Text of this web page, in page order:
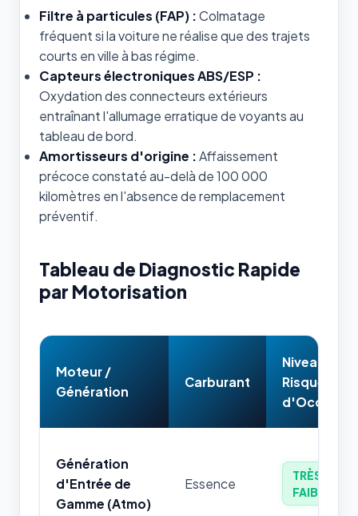
Filtre à particules (FAP) :Colmatage
fréquent si la voiture ne réalise que des trajets
courts en ville à bas régime.
Capteurs électroniques ABS/ESP :
Oxydation des connecteurs extérieurs
entraînant l'allumage erratique de voyants au
tableau de bord.
Amortisseurs d'origine :Affaissement
précoce constaté au-delà de 100 000
kilomètres en l'absence de remplacement
préventif.
Tableau de Diagnostic Rapide
par Motorisation
Moteur /
Génération
Carburant
Niveau de
Risque
d'Occasion
Génération
d'Entrée de
Gamme (Atmo)
Essence
TRÈS
FAIBLE